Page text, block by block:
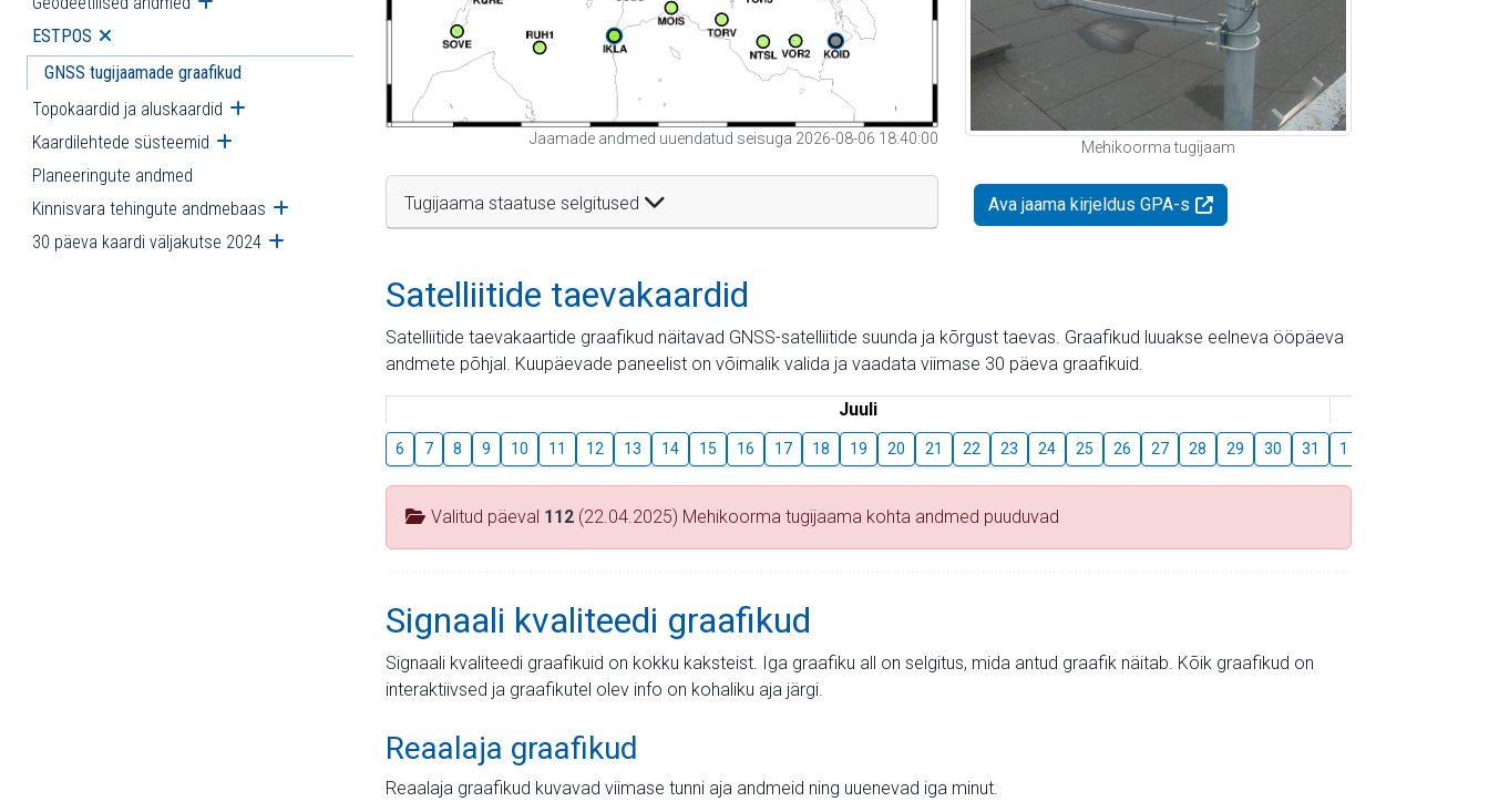
ESTPOS Ava alammenüü
GNSS tugijaamade graafikud
Topokaardid ja aluskaardid Ava alammenüü
Kaardilehtede süsteemid Ava alammenüü
Planeeringute andmed
Kinnisvara tehingute andmebaas Ava alammenüü
30 päeva kaardi väljakutse 2024 Ava alammenüü
Jaamade andmed uuendatud seisuga 2026-08-06 18:40:00
Tugijaama staatuse selgitused
Mehikoorma tugijaam
Ava jaama kirjeldus GPA-s
Satelliitide taevakaardid
Satelliitide taevakaartide graafikud näitavad GNSS-satelliitide suunda ja kõrgust taevas. Graafikud luuakse eelneva ööpäeva
andmete põhjal. Kuupäevade paneelist on võimalik valida ja vaadata viimase 30 päeva graafikuid.
Juuli
6 7 8 9 10 11 12 13 14 15 16 17 18 19 20 21 22 23 24 25 26 27 28 29 30 31 1
Valitud päeval 112 (22.04.2025) Mehikoorma tugijaama kohta andmed puuduvad
Signaali kvaliteedi graafikud
Signaali kvaliteedi graafikuid on kokku kaksteist. Iga graafiku all on selgitus, mida antud graafik näitab. Kõik graafikud on
interaktiivsed ja graafikutel olev info on kohaliku aja järgi.
Reaalaja graafikud
Reaalaja graafikud kuvavad viimase tunni aja andmeid ning uuenevad iga minut.